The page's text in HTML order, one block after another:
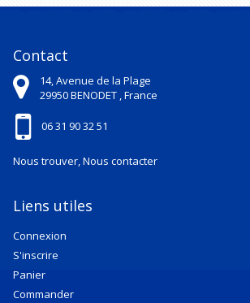
Contact
14, Avenue de la Plage
29950BENODET ,France
06 31 90 32 51
Nous trouver, Nous contacter
Liens utiles
Connexion
S'inscrire
Panier
Commander